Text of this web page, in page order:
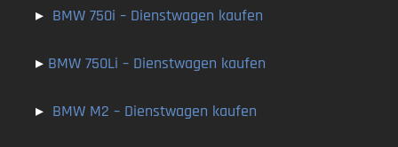
▸ BMW 750i – Dienstwagen kaufen
▸ BMW 750Li – Dienstwagen kaufen
▸ BMW M2 – Dienstwagen kaufen